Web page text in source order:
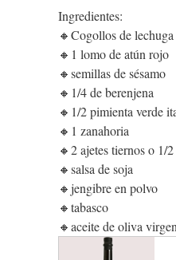
Ingredientes:
🔸Cogollos de lechuga
🔸1 lomo de atún rojo
🔸semillas de sésamo
🔸1/4 de berenjena
🔸1/2 pimienta verde
🔸1 zanahoria
🔸2 ajetes tiernos o 1/
🔸salsa de soja
🔸jengibre en polvo
🔸tabasco
🔸aceite de oliva